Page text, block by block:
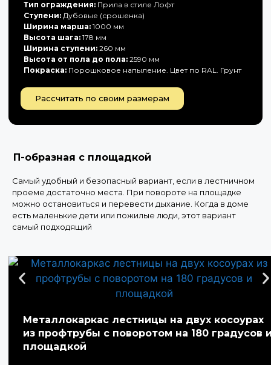
Тип ограждения: Прила в стиле Лофт
Ступени: Дубовые (срошенка)
Ширина марша: 1000 мм
Высота шага: 178 мм
Ширина ступени: 260 мм
Высота от пола до пола: 2590 мм
Покраска: Порошковое напыление. Цвет по RAL. Грунт
Рассчитать по своим размерам
П-образная с площадкой
Самый удобный и безопасный вариант, если в лестничном
проеме достаточно места. При повороте на площадке
можно остановиться и перевести дыхание. Когда в доме
есть маленькие дети или пожилые люди, этот вариант
самый подходящий
Металлокаркас лестницы на двух косоурах
из профтрубы с поворотом на 180 градусов
площадкой